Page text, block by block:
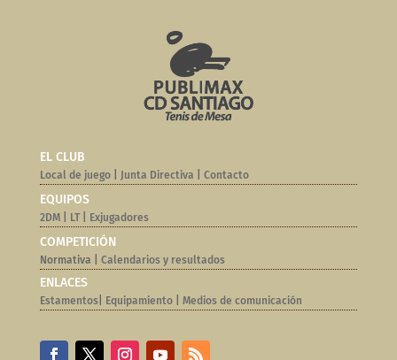
EL CLUB
Local de juego| Junta Directiva Contacto
EQUIPOS
2DM| LT| Exjugadores
COMPETICIÓN
Normativa | Calendarios y resultados
ENLACES
Estamentos| Equipamiento| Medios de comunicación